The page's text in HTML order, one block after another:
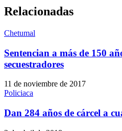
Relacionadas
Chetumal
Sentencian a más de 150
secuestradores
11 de noviembre de 2017
Policiaca
Dan 284 años de cárcel a